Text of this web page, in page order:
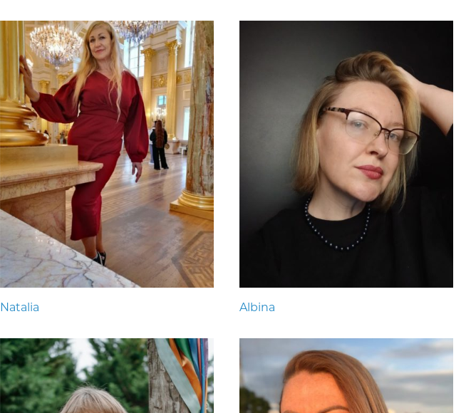
Natalia Albina